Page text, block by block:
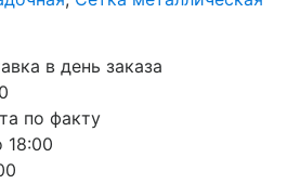
в день заказа
по факту
18:00